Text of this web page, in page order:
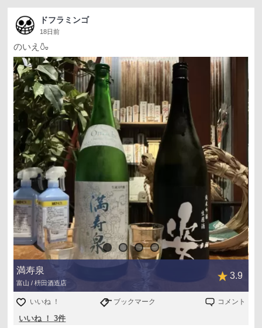
ドフラミンゴ
18日前
のいえ🍶
満寿泉
富山 / 枡田酒造店
3.9
いいね ！ ブックマーク コメント
いいね ！ 3件